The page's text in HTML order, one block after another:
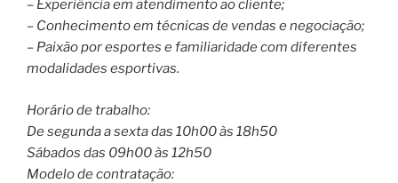
– Experiência em atendimento ao cliente;
– Conhecimento em técnicas de vendas e negociação;
– Paixão por esportes e familiaridade com diferentes
modalidades esportivas.
Horário de trabalho:
De segunda a sexta das 10h00 às 18h50
Sábados das 09h00 às 12h50
Modelo de contratação: